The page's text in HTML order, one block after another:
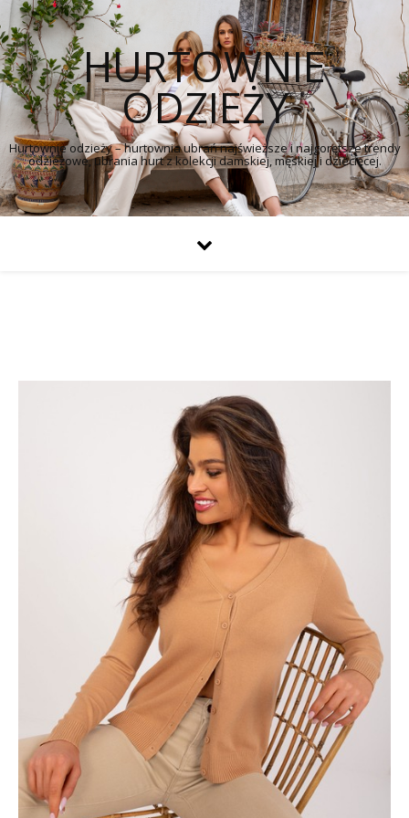
HURTOWNIE
ODZIEŻY
Hurtownie odzieży – hurtownia ubrań najświeższe i najgorętsze trendy
odzieżowe, ubrania hurt z kolekcji damskiej, męskiej i dziecięcej.